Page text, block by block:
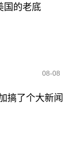
国的老底
08-08
搞了个大新闻